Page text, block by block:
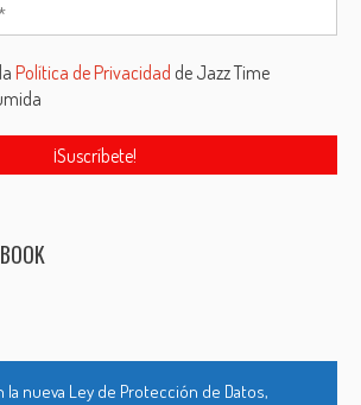
laPolítica de Privacidad de Jazz Time
la nueva Ley de Protección de Datos,